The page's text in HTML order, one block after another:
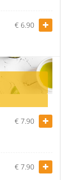
€ 6.90
€ 7.90
€ 7.90